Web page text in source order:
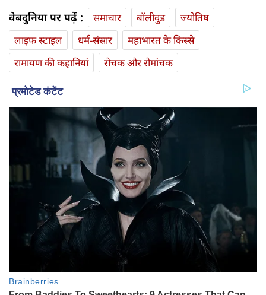
वेबदुनिया पर पढ़ें : समाचार बॉलीवुड
ज्योतिष
लाइफ स्‍टाइल
धर्म-संसार
महाभारत के किस्से
रामायण की कहानियां
रोचक और रोमांचक